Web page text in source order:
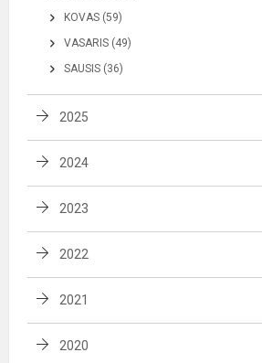
KOVAS (59)
VASARIS (49)
SAUSIS (36)
2025
2024
2023
2022
2021
2020